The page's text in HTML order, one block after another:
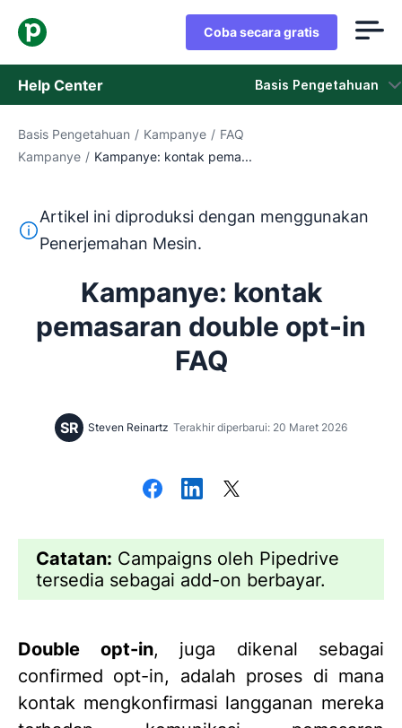
Coba secara gratis
Help Center Basis Pengetahuan
Basis Pengetahuan
Hubungi Staf Dukungan
Basis Pengetahuan / Kampanye / FAQ
Kampanye / Kampanye: kontak pema...
Teks ini diterjemahkan dari bahasa Inggris dengan
Artikel ini diproduksi dengan menggunakan
Penerjemahan Mesin.
Kampanye: kontak
pemasaran double opt-in
FAQ
SR Steven Reinartz Terakhir diperbarui: 20 Maret 2026
Catatan: Campaigns oleh Pipedrive
tersedia sebagai add-on berbayar.
Double opt-in, juga dikenal sebagai
confirmed opt-in, adalah proses di mana
kontak mengkonfirmasi langganan mereka